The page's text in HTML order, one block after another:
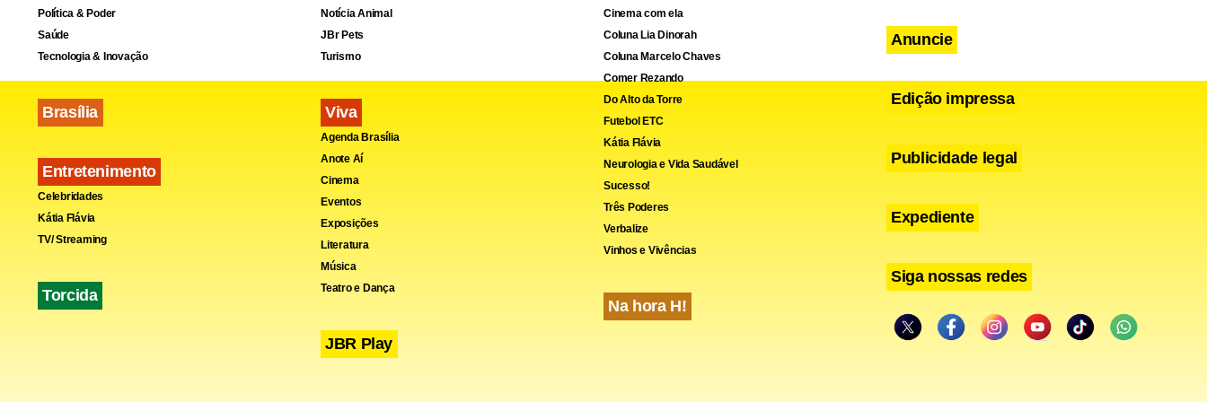
Facebook Telegram
Share
Política & Poder
Saúde
Tecnologia & Inovação
Brasília
Entretenimento
Celebridades
Kátia Flávia
TV/ Streaming
Torcida
Notícia Animal
JBr Pets
Turismo
Viva
Agenda Brasília
Anote Aí
Cinema
Eventos
Exposições
Literatura
Música
Teatro e Dança
JBR Play
Cinema com ela
Coluna Lia Dinorah
Coluna Marcelo Chaves
Comer Rezando
Do Alto da Torre
Futebol ETC
Kátia Flávia
Neurologia e Vida Saudável
Sucesso!
Três Poderes
Verbalize
Vinhos e Vivências
Na hora H!
Anuncie
Edição impressa
Publicidade legal
Expediente
Siga nossas redes